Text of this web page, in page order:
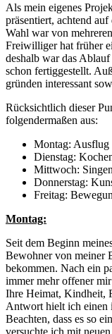
Als mein eigenes
präsentiert, achtend
Wahl war von
Freiwilliger hat früher
deshalb war das
schon fertiggestellt.
gründen interessant
Rücksichtlich dieser
folgendermaßen aus:
Montag: Ausflug
Dienstag:
Mittwoch: Singen
Donnerstag:
Freitag:
Montag:
Seit dem Beginn
Bewohner von meiner
bekommen. Nach ein
immer mehr offener
Ihre Heimat, Kindheit,
Antwort hielt ich einen
Beachten, dass es so
versuchte ich mit